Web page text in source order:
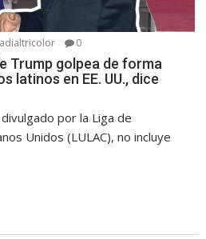
0
Trump golpea de forma
latinos en EE. UU., dice
por la Liga de
Unidos (LULAC), no incluye